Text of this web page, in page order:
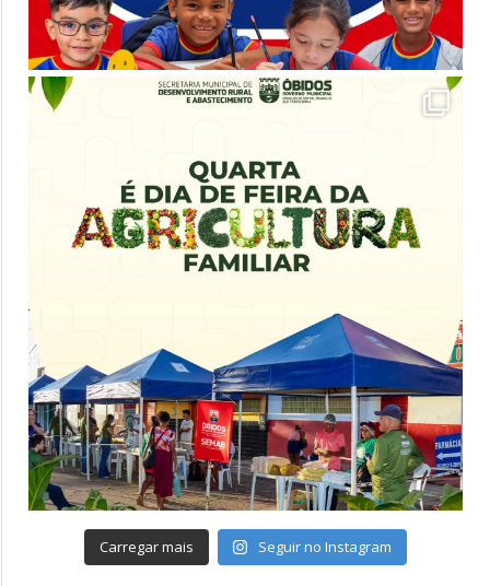
Carregar mais Seguir no Instagram